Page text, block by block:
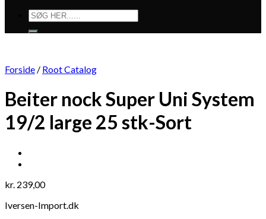
Søg
efter:
Forside / Root Catalog
Beiter nock Super Uni System
19/2 large 25 stk-Sort
kr. 239,00
Iversen-Import.dk